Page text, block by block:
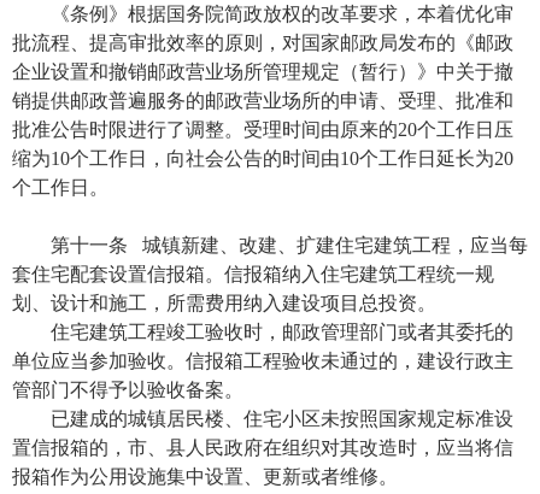
《条例》根据国务院简政放权的改革要求，本着优化审
批流程、提高审批效率的原则，对国家邮政局发布的《邮政
企业设置和撤销邮政营业场所管理规定（暂行）》中关于撤
销提供邮政普遍服务的邮政营业场所的申请、受理、批准和
批准公告时限进行了调整。受理时间由原来的20个工作日压
缩为10个工作日，向社会公告的时间由10个工作日延长为20
个工作日。
第十一条 城镇新建、改建、扩建住宅建筑工程，应当每
套住宅配套设置信报箱。信报箱纳入住宅建筑工程统一规
划、设计和施工，所需费用纳入建设项目总投资。
住宅建筑工程竣工验收时，邮政管理部门或者其委托的
单位应当参加验收。信报箱工程验收未通过的，建设行政主
管部门不得予以验收备案。
已建成的城镇居民楼、住宅小区未按照国家规定标准设
置信报箱的，市、县人民政府在组织对其改造时，应当将信
报箱作为公用设施集中设置、更新或者维修。